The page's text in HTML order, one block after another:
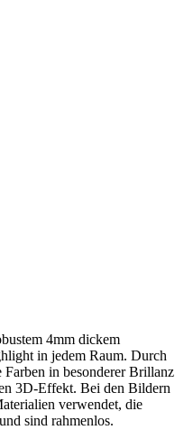
4mm dickem
in jedem Raum. Durch
in besonderer Brillanz
3D-Effekt. Bei den Bildern
verwendet, die
sind rahmenlos.